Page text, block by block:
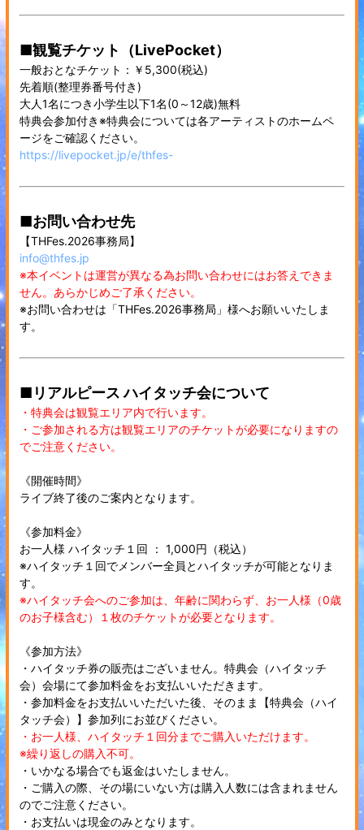
■観覧チケット（LivePocket）
一般おとなチケット：￥5,300(税込)
先着順(整理券番号付き)
大人1名につき小学生以下1名(0～12歳)無料
特典会参加付き※特典会については各アーティストのホームペ
ージをご確認ください。
https://livepocket.jp/e/thfes-
■お問い合わせ先
【THFes.2026事務局】
info@thfes.jp
※本イベントは運営が異なる為お問い合わせにはお答えできま
せん。あらかじめご了承ください。
※お問い合わせは「THFes.2026事務局」様へお願いいたしま
す。
■リアルピース ハイタッチ会について
・特典会は観覧エリア内で行います。
・ご参加される方は観覧エリアのチケットが必要になりますの
でご注意ください。
《開催時間》
ライブ終了後のご案内となります。
《参加料金》
お一人様 ハイタッチ１回 ： 1,000円（税込）
※ハイタッチ１回でメンバー全員とハイタッチが可能となりま
す。
※ハイタッチ会へのご参加は、年齢に関わらず、お一人様（0歳
のお子様含む）１枚のチケットが必要となります。
《参加方法》
・ハイタッチ券の販売はございません。特典会（ハイタッチ
会）会場にて参加料金をお支払いいただきます。
・参加料金をお支払いいただいた後、そのまま【特典会（ハイ
タッチ会）】参加列にお並びください。
・お一人様、ハイタッチ１回分までご購入いただけます。
※繰り返しの購入不可。
・いかなる場合でも返金はいたしません。
・ご購入の際、その場にいない方は購入人数には含まれません
のでご注意ください。
・お支払いは現金のみとなります。